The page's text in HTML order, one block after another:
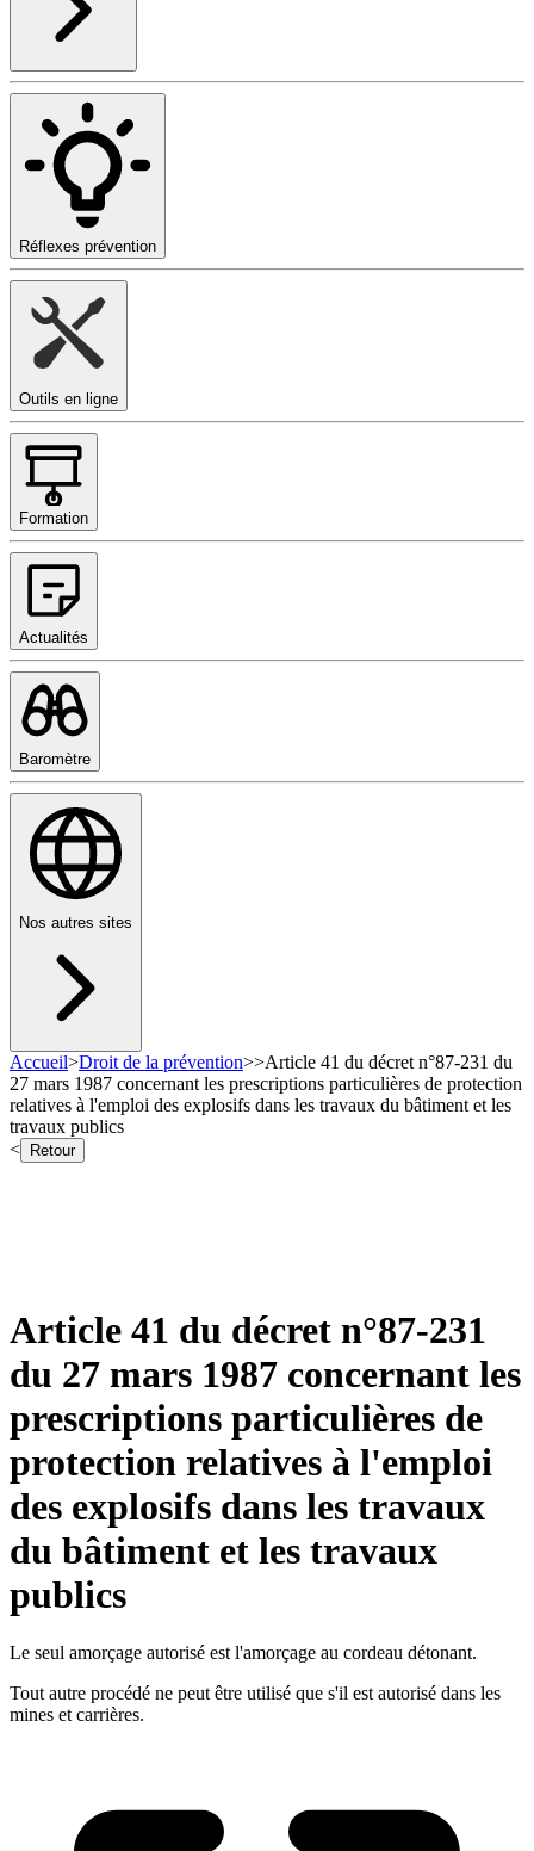
Réflexes prévention
Outils en ligne
Formation
Actualités
Baromètre
Nos autres sites
Accueil>Droit de la prévention>>Article 41 du décret n°87-231 du
27 mars 1987 concernant les prescriptions particulières de protection
relatives à l'emploi des explosifs dans les travaux du bâtiment et les
travaux publics
<
Retour
Article 41 du décret n°87-231
du 27 mars 1987 concernant les
prescriptions particulières de
protection relatives à l'emploi
des explosifs dans les travaux
du bâtiment et les travaux
publics
Le seul amorçage autorisé est l'amorçage au cordeau détonant.
Tout autre procédé ne peut être utilisé que s'il est autorisé dans les
mines et carrières.